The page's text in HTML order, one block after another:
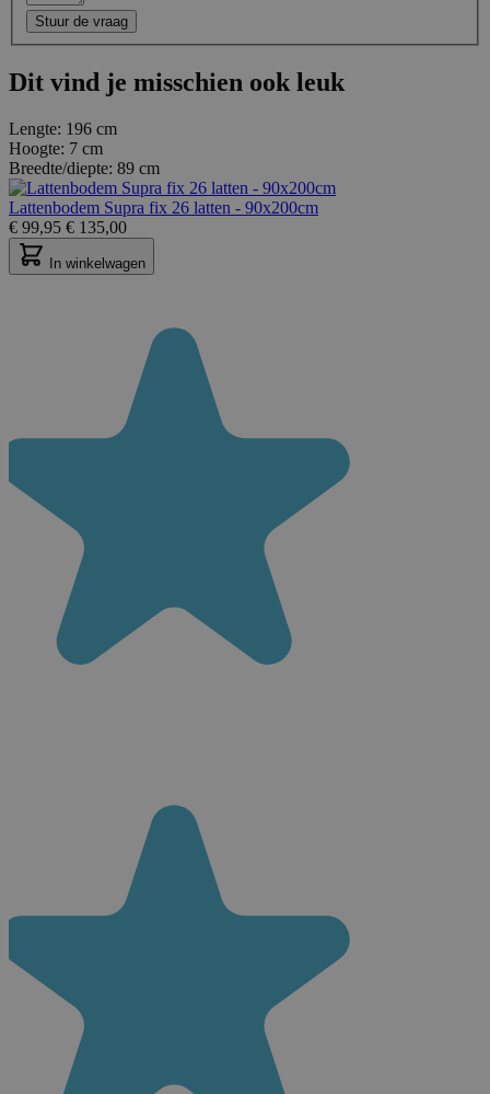
Stuur de vraag
Dit vind je misschien ook leuk
Lengte: 196 cm
Hoogte: 7 cm
Breedte/diepte: 89 cm
Lattenbodem Supra fix 26 latten - 90x200cm
€ 99,95 € 135,00
In winkelwagen